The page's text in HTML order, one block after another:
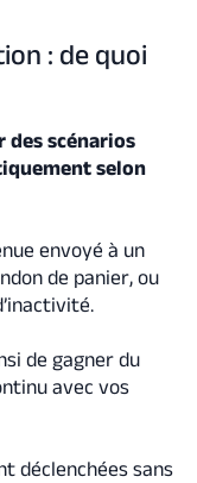
: de quoi
des scénarios
selon
envoyé à un
de panier, ou
de gagner du
avec vos
déclenchées sans